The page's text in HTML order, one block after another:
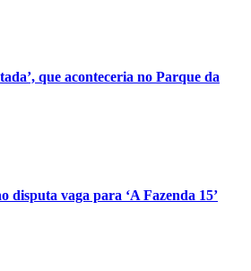
que aconteceria no Parque da
disputa vaga para ‘A Fazenda 15’